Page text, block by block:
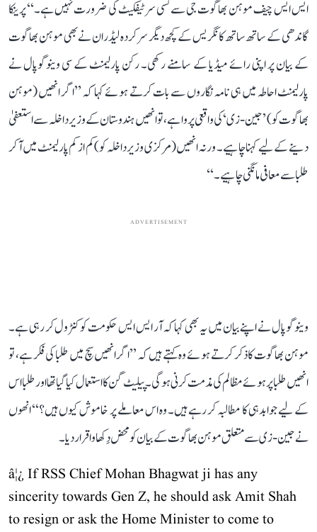
ایس ایس چیف موہن بھاگوت جی سے کسی سرٹیفکیٹ کی ضرورت نہیں ہے۔‘‘ پرینکا
گاندھی کے ساتھ ساتھ کانگریس کے کچھ دیگر سرکردہ لیڈران نے بھی موہن بھاگوت
کے بیان پر اپنی رائے میڈیا کے سامنے رکھی۔ رکن پارلیمنٹ کے سی وینوگوپال نے
پارلیمنٹ احاطہ میں ہی نامہ نگاروں سے بات کرتے ہوئے کہا کہ ’’اگر انھیں (موہن
بھاگوت کو) ’جین-زی‘ کی واقعی پروا ہے، تو انھیں ہندوستان کے وزیر داخلہ سےا ستعفیٰ
دینے کے لیے کہنا چاہیے۔ ورنہ انھیں (مرکزی وزیر داخلہ کو) کم از کم پارلیمنٹ میں آ کر
طلبا سے معافی مانگنی چاہیے۔‘‘
ADVERTISEMENT
وینوگوپال نے اپنے بیان میں یہ بھی کہا کہ آر ایس ایس حکومت کو کنٹرول کر رہی ہے۔
موہن بھاگوت کا ذکر کرتے ہوئے وہ کہتے ہیں کہ ’’اگر انھیں سچ میں طلبا کی فکر ہے، تو
انھیں طلبا پر ہوئے مظالم کی مذمت کرنی ہوگی۔ پیلیٹ گن کا استعمال کیا گیا تھا اور طلبا اس
کے لیے جوابدہی کا مطالبہ کر رہے ہیں۔ وہ اس معاملے پر خاموش کیوں ہیں؟‘‘ انھوں
نے جین-زی سے متعلق موہن بھاگوت کے بیان کو محض دِکھاوا قرار دیا۔
â¦¿ If RSS Chief Mohan Bhagwat ji has any
sincerity towards Gen Z, he should ask Amit Shah
to resign or ask the Home Minister to come to